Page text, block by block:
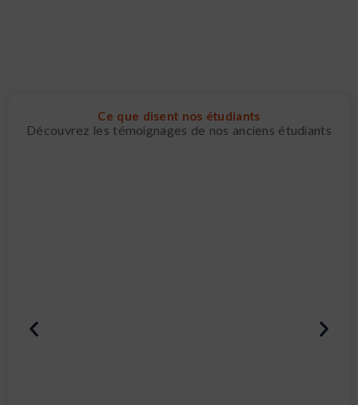
Ce que disent nos étudiants
Découvrez les témoignages de nos anciens étudiants